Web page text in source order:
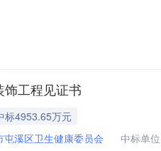
工程见证书
标4953.65万元
屯溪区卫生健康委员会 中标单位